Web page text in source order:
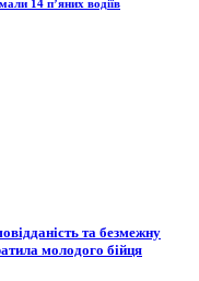
14 п’яних водіїв
та безмежну
молодого бійця